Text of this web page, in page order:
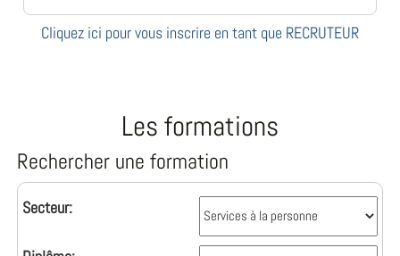
Cliquez ici pour vous inscrire en tant que RECRUTEUR
Les formations
Rechercher une formation
Secteur: